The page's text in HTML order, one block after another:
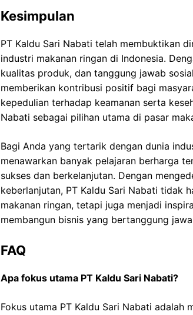
Kesimpulan
PT Kaldu Sari Nabati telah membuktikan
industri makanan ringan di Indonesia.
kualitas produk, dan tanggung jawab
memberikan kontribusi positif bagi
kepedulian terhadap keamanan serta
Nabati sebagai pilihan utama di pasar
Bagi Anda yang tertarik dengan dunia
menawarkan banyak pelajaran berharga
sukses dan berkelanjutan. Dengan
keberlanjutan, PT Kaldu Sari Nabati tidak
makanan ringan, tetapi juga menjadi
membangun bisnis yang bertanggung
FAQ
Apa fokus utama PT Kaldu Sari Nabati?
Fokus utama PT Kaldu Sari Nabati adalah